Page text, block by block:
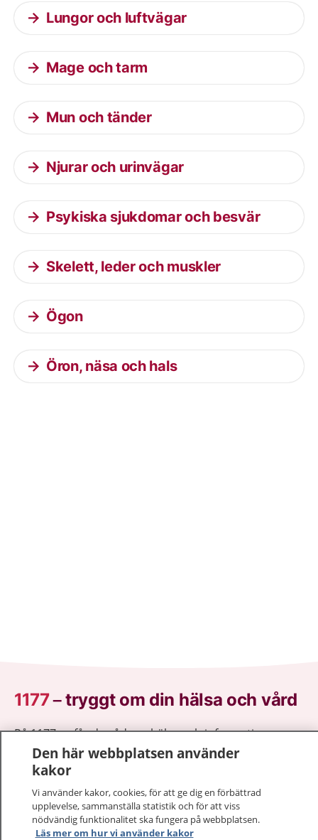
Lungor och luftvägar
Mage och tarm
Mun och tänder
Njurar och urinvägar
Psykiska sjukdomar och besvär
Skelett, leder och muskler
Ögon
Öron, näsa och hals
1177–tryggt om din hälsa och vård
På 1177.se får du råd om hälsa och information om
sjukdomar och vilka mottagningar du kan kontakta.
Logga in för att läsa din journal och göra dina
sjukvårdsrådgivning dygnet runt.
1177 ger dig råd när du vill må bättre.
Den här webbplatsen använder
kakor
Vi använder kakor, cookies, för att ge dig en förbättrad
upplevelse, sammanställa statistik och för att viss
nödvändig funktionalitet ska fungera på webbplatsen.
Läs mer om hur vi använder kakor